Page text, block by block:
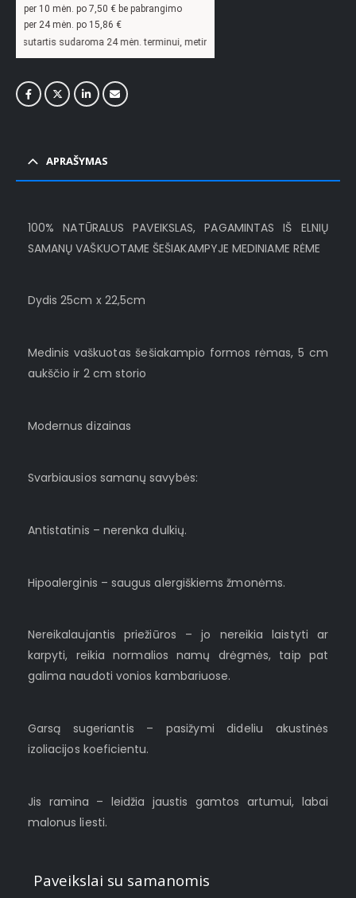
per 10 mėn. po 7,50 € be pabrangimo
per 24 mėn. po 15,86 €
sudaroma 24 mėn. terminui, metinė palūkanų norma –
APRAŠYMAS
100% NATŪRALUS PAVEIKSLAS, PAGAMINTAS IŠ ELNIŲ
SAMANŲ VAŠKUOTAME ŠEŠIAKAMPYJE MEDINIAME RĖME
Dydis 25cm x 22,5cm
Medinis vaškuotas šešiakampio formos rėmas, 5 cm
aukščio ir 2 cm storio
Modernus dizainas
Svarbiausios samanų savybės:
Antistatinis – nerenka dulkių.
Hipoalerginis – saugus alergiškiems žmonėms.
Nereikalaujantis priežiūros – jo nereikia laistyti ar
karpyti, reikia normalios namų drėgmės, taip pat
galima naudoti vonios kambariuose.
Garsą sugeriantis – pasižymi dideliu akustinės
izoliacijos koeficientu.
Jis ramina – leidžia jaustis gamtos artumui, labai
malonus liesti.
Paveikslai su samanomis